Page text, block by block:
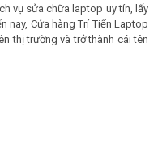
vụ sửa chữa laptop uy tín, lấy
nay, Cửa hàng Trí Tiến Laptop
thị trường và trở thành cái tên